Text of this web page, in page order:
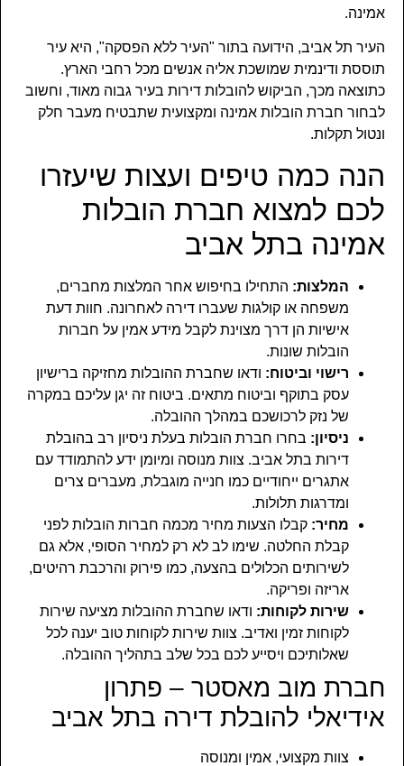
אמינה.
העיר תל אביב, הידועה בתור "העיר ללא הפסקה", היא עיר
תוססת ודינמית שמושכת אליה אנשים מכל רחבי הארץ.
כתוצאה מכך, הביקוש להובלות דירות בעיר גבוה מאוד, וחשוב
לבחור חברת הובלות אמינה ומקצועית שתבטיח מעבר חלק
ונטול תקלות.
הנה כמה טיפים ועצות שיעזרו
לכם למצוא חברת הובלות
אמינה בתל אביב
המלצות: התחילו בחיפוש אחר המלצות מחברים,
משפחה או קולגות שעברו דירה לאחרונה. חוות דעת
אישיות הן דרך מצוינת לקבל מידע אמין על חברות
הובלות שונות.
רישוי וביטוח: ודאו שחברת ההובלות מחזיקה ברישיון
עסק בתוקף וביטוח מתאים. ביטוח זה יגן עליכם במקרה
של נזק לרכושכם במהלך ההובלה.
ניסיון: בחרו חברת הובלות בעלת ניסיון רב בהובלת
דירות בתל אביב. צוות מנוסה ומיומן ידע להתמודד עם
אתגרים ייחודיים כמו חנייה מוגבלת, מעברים צרים
ומדרגות תלולות.
מחיר: קבלו הצעות מחיר מכמה חברות הובלות לפני
קבלת החלטה. שימו לב לא רק למחיר הסופי, אלא גם
לשירותים הכלולים בהצעה, כמו פירוק והרכבת רהיטים,
אריזה ופריקה.
שירות לקוחות: ודאו שחברת ההובלות מציעה שירות
לקוחות זמין ואדיב. צוות שירות לקוחות טוב יענה לכל
שאלותיכם ויסייע לכם בכל שלב בתהליך ההובלה.
חברת מוב מאסטר – פתרון
אידיאלי להובלת דירה בתל אביב
צוות מקצועי, אמין ומנוסה